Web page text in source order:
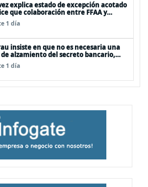
explica estado de excepción acotado
que colaboración entre FFAA y
“es algo del todo pertinente
1 día
insiste en que no es necesaria una
de alzamiento del secreto bancario,
ya existe
1 día